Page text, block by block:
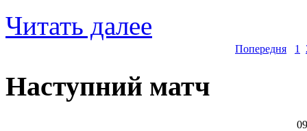
Читать далее
Попередня 1
Наступний матч